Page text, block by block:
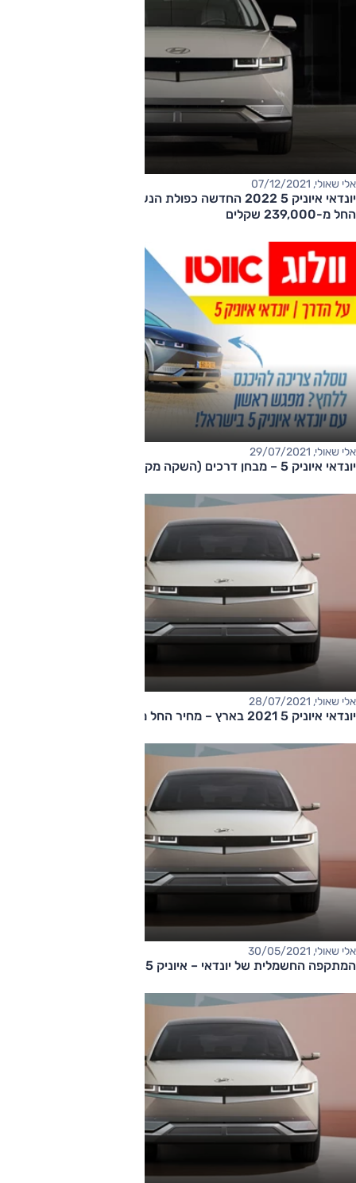
אלי שאולי, 07/12/2021
יונדאי איוניק 5 2022 החדשה כפולת הנעה משווקת בארץ – מחיר
החל מ-239,000 שקלים
אלי שאולי, 29/07/2021
יונדאי איוניק 5 – מבחן דרכים (השקה מקומית)
אלי שאולי, 28/07/2021
יונדאי איוניק 5 2021 בארץ – מחיר החל מ-190,000 שקלים
אלי שאולי, 30/05/2021
המתקפה החשמלית של יונדאי – איוניק 5 בדרך